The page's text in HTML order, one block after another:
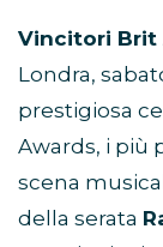
Vincitori Brit
Londra,
prestigiosa
Awards, i più
scena
della serata